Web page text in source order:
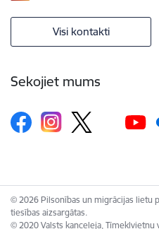
Visi kontakti
Sekojiet mums
© 2026 Pilsonības un migrācijas lietu
tiesības aizsargātas.
© 2020 Valsts kanceleja,